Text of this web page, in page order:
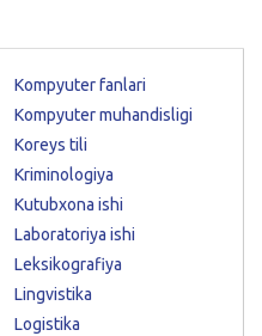
Kompyuter fanlari
Kompyuter muhandisligi
Koreys tili
Kriminologiya
Kutubxona ishi
Laboratoriya ishi
Leksikografiya
Lingvistika
Logistika